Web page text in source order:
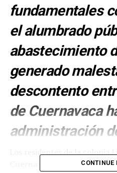
fundamentales
el alumbrado
abastecimiento
generado
descontento
de Cuernavaca
administración
Los residentes de la colonia
, han expresado
CONTINUE